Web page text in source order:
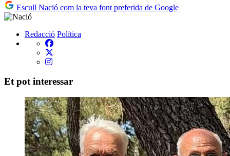
Escull Nació com la teva font preferida de Google
Redacció Política
Et pot interessar